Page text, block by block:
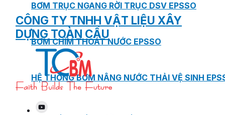
BƠM TRỤC NGANG RỜI TRỤC DSV EPSSO
BƠM CHÌM THOÁT NƯỚC EPSSO
HỆ THỐNG BƠM NÂNG NƯỚC THẢI VỆ SINH
CÔNG TY TNHH VẬT LIỆU XÂY
DỰNG TOÀN CẦU